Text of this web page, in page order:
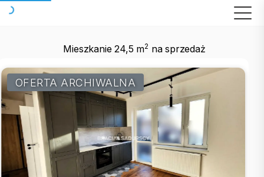
Mieszkanie 24,5 m2 na sprzedaż
OFERTA ARCHIWALNA